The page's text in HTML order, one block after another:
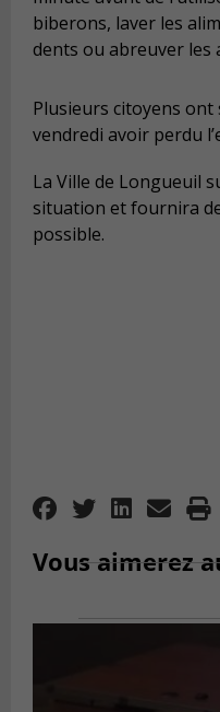
biberons, laver les
dents ou abreuver les
Plusieurs citoyens ont
vendredi avoir perdu
La Ville de Longueuil
situation et fournira
possible.
Vous aimerez